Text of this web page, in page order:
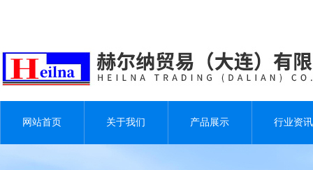
网站首页 关于我们 产品展示 行业资讯